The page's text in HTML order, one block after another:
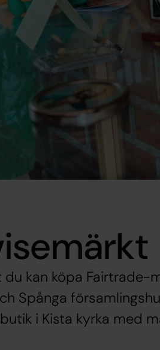
kan köpa Fairtrade-
Spånga
i Kista kyrka med